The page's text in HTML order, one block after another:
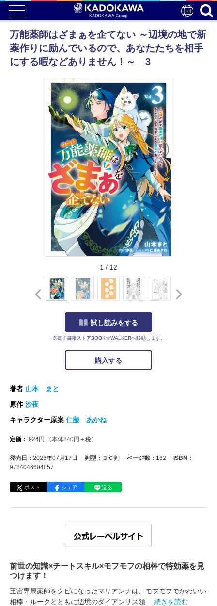
万能薬師はざまぁを企てない ～辺境の地で新
薬作りに励んでいるので、あなたたちを相手
にする暇などありません！～ 3
1 / 12
試し読みをする
※電子書籍ストアBOOK☆WALKERへ移動します。
購入する
著者 山本 まと
原作沙夜
キャラクター原案 仁藤 あかね
定価： 924円 （本体840円＋税）
発売日： 2026年07月17日 判型： Ｂ６判 ページ数： 162
ISBN：
9784046604057
ポスト シェア 送る
前世の知識×チートスキル×モフモフの相棒で特効薬を見
つけます！
王宮専属薬師をクビになったマリアンナは、モフモフでかわいい
相棒・ルークとともに辺境のダイアンサス領
…続きを読む